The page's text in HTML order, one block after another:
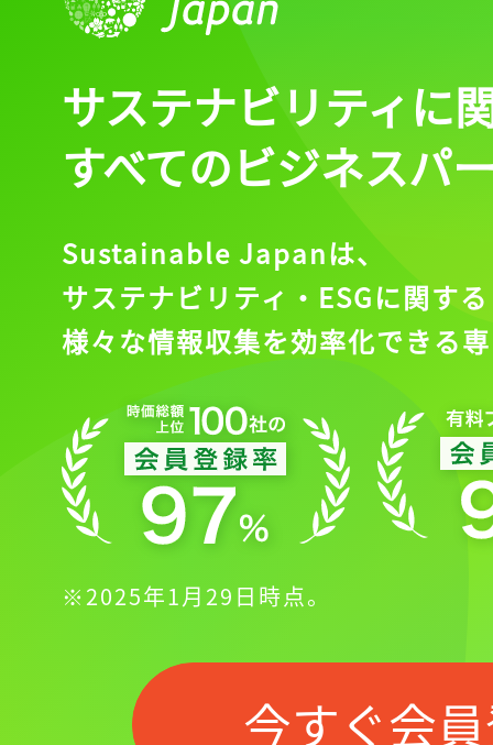
サステナビリティに
すべてのビジネスパ
Sustainable Japanは、
サステナビリティ・ESGに関する
様々な情報収集を効率化できる
※2025年1月29日時点。
今すぐ会